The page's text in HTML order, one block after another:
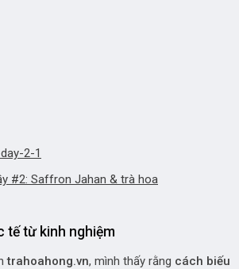
#2: Saffron Jahan & trà hoa
tế từ kinh nghiệm
trahoahong.vn, mình thấy rằng cách biếu